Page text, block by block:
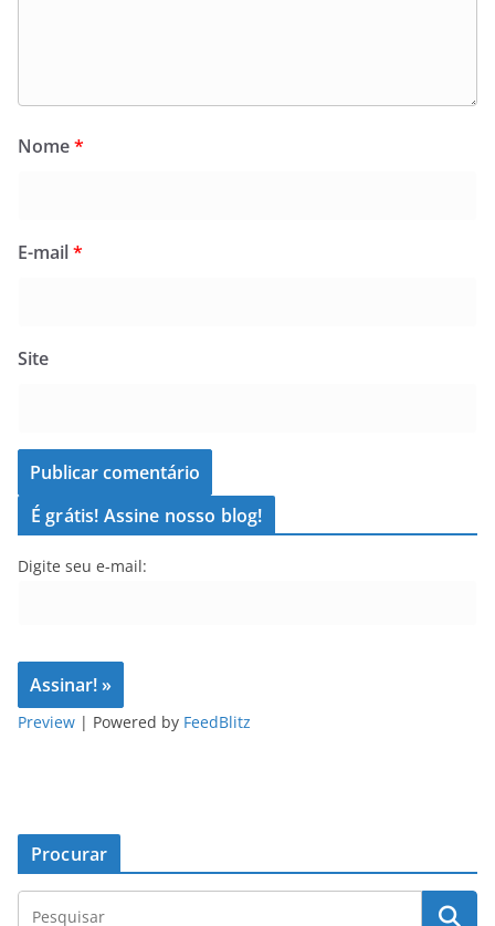
Nome*
E-mail*
Site
É grátis! Assine nosso blog!
Digite seu e-mail:
Preview | Powered by FeedBlitz
Procurar